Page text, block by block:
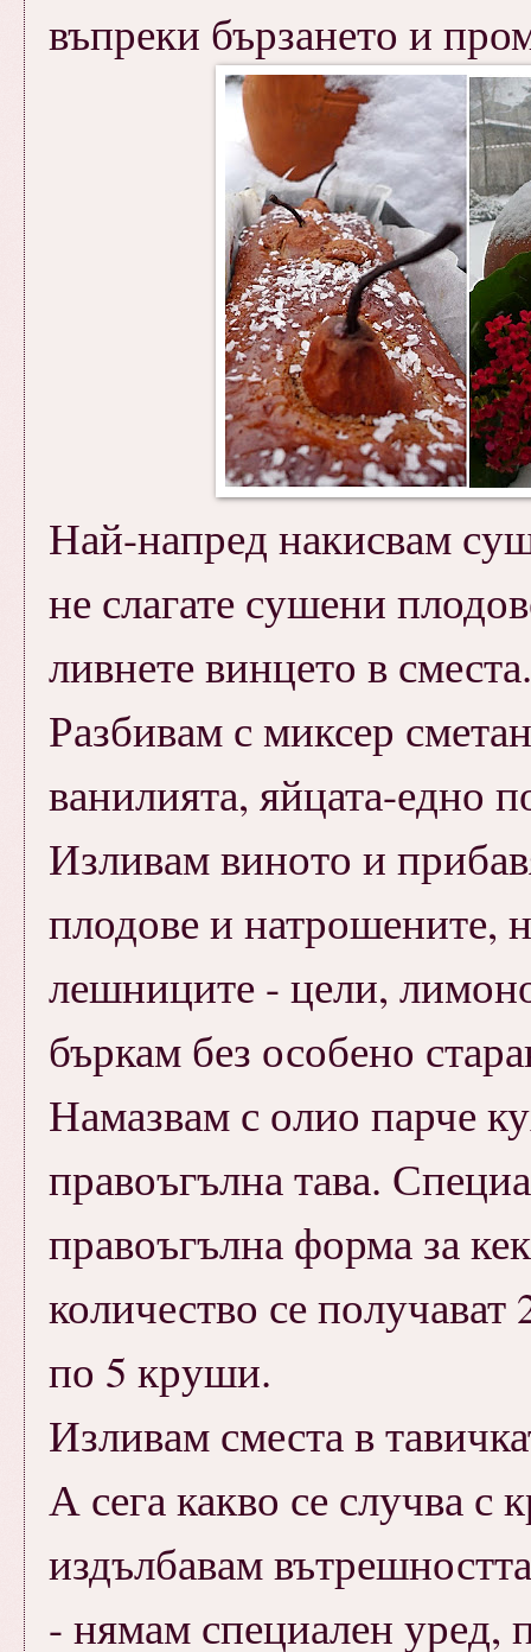
въпреки бързането и
Най-напред накисвам
не слагате сушени
ливнете винцето в
Разбивам с миксер
ванилията, яйцата-едно
Изливам виното и
плодове и натрошените,
лешниците - цели,
бъркам без особено
Намазвам с олио парче
правоъгълна тава.
правоъгълна форма за
количество се
по 5 круши.
Изливам сместа в
А сега какво се случва
издълбавам
- нямам специален уред,